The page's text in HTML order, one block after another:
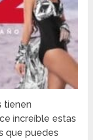
tienen
increíble estas
que puedes